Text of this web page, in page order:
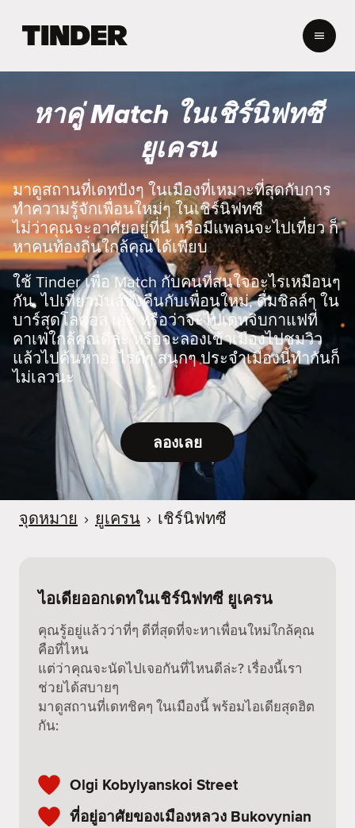
ก
d
e
r
หาคู่ Match ในเชิร์นิฟทซี
ยูเครน
มาดูสถานที่เดทปังๆ ในเมืองที่เหมาะที่สุดกับการ
ทำความรู้จักเพื่อนใหม่ๆ ในเชิร์นิฟทซี
ไม่ว่าคุณจะอาศัยอยู่ที่นี่ หรือมีแพลนจะไปเที่ยว ก็
หาคนท้องถิ่นใกล้คุณได้เพียบ
ใช้ Tinder เพื่อ Match กับคนที่สนใจอะไรเหมือนๆ
กัน, ไปเที่ยวมันส์ทั้งคืนกับเพื่อนใหม่, ดื่มชิลล์ๆ ใน
บาร์สุดโลคอล เอ๊ะ หรือว่าจะไปเดทจิบกาแฟที่
คาเฟ่ใกล้คุณดีล่ะ หรือจะลองเข้าเมืองไปชมวิว
แล้วไปค้นหาอะไรดีๆ สนุกๆ ประจำเมืองนี้ทำกันก็
ไม่เลวนะ
ลองเลย
จุดหมาย › ยูเครน › เชิร์นิฟทซี
ไอเดียออกเดทในเชิร์นิฟทซี ยูเครน
คุณรู้อยู่แล้วว่าที่ๆ ดีที่สุดที่จะหาเพื่อนใหม่ใกล้คุณ
คือที่ไหน
แต่ว่าคุณจะนัดไปเจอกันที่ไหนดีล่ะ? เรื่องนี้เรา
ช่วยได้สบายๆ
มาดูสถานที่เดทชิคๆ ในเมืองนี้ พร้อมไอเดียสุดฮิต
กัน:
Olgi Kobylyanskoi Street
ที่อยู่อาศัยของเมืองหลวง Bukovynian